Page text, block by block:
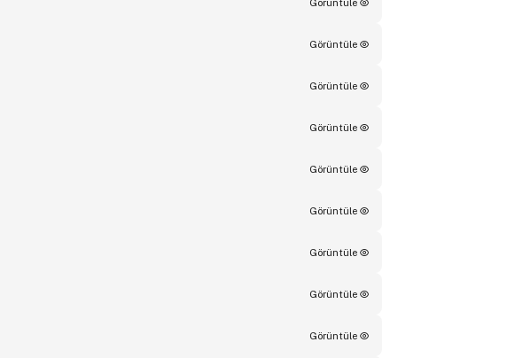
Görüntüle
Görüntüle
Görüntüle
Görüntüle
Görüntüle
Görüntüle
Görüntüle
Görüntüle